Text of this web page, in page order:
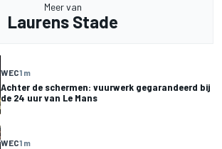
Meer van
Laurens Stade
WEC1 m
Achter de schermen: vuurwerk gegarandeerd bij
de 24 uur van Le Mans
WEC1 m